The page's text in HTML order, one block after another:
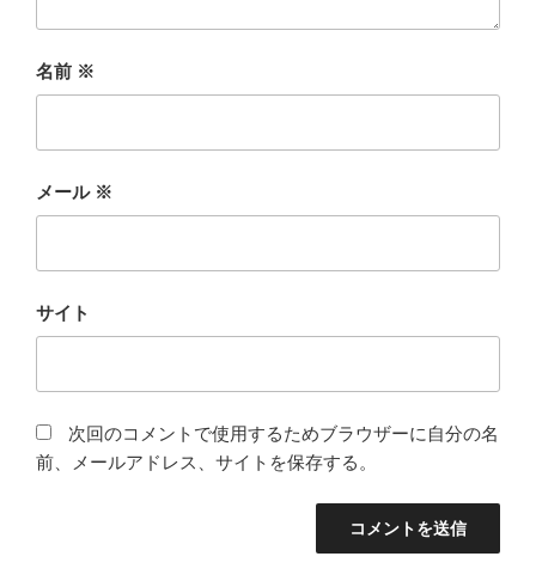
名前 ※
メール ※
サイト
次回のコメントで使用するためブラウザーに自分の名
前、メールアドレス、サイトを保存する。